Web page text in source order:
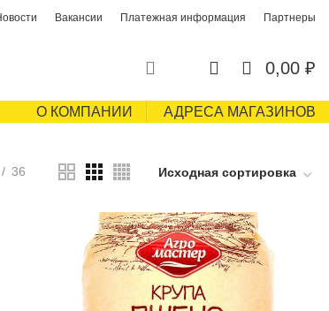
Вакансии Платежная информация Партнеры
0,00 ₽
О КОМПАНИИ АДРЕСА МАГАЗИНОВ
36